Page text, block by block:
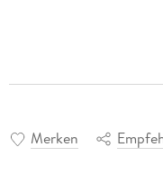
Merken